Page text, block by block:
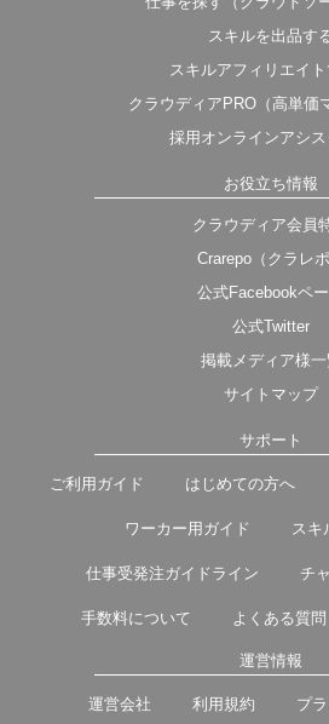
スキルを出品す
スキルアフィリエイ
クラウディアPRO（高単価
採用オンラインアシス
お役立ち情報
クラウディア会員
Crarepo（クラレポ
公式Facebookペ
公式Twitter
掲載メディア様一
サイトマップ
サポート
ご利用ガイド はじめての方へ
ワーカー用ガイド スキ
仕事受発注ガイドライン チ
手数料について よくある質問
運営情報
運営会社 利用規約 プ